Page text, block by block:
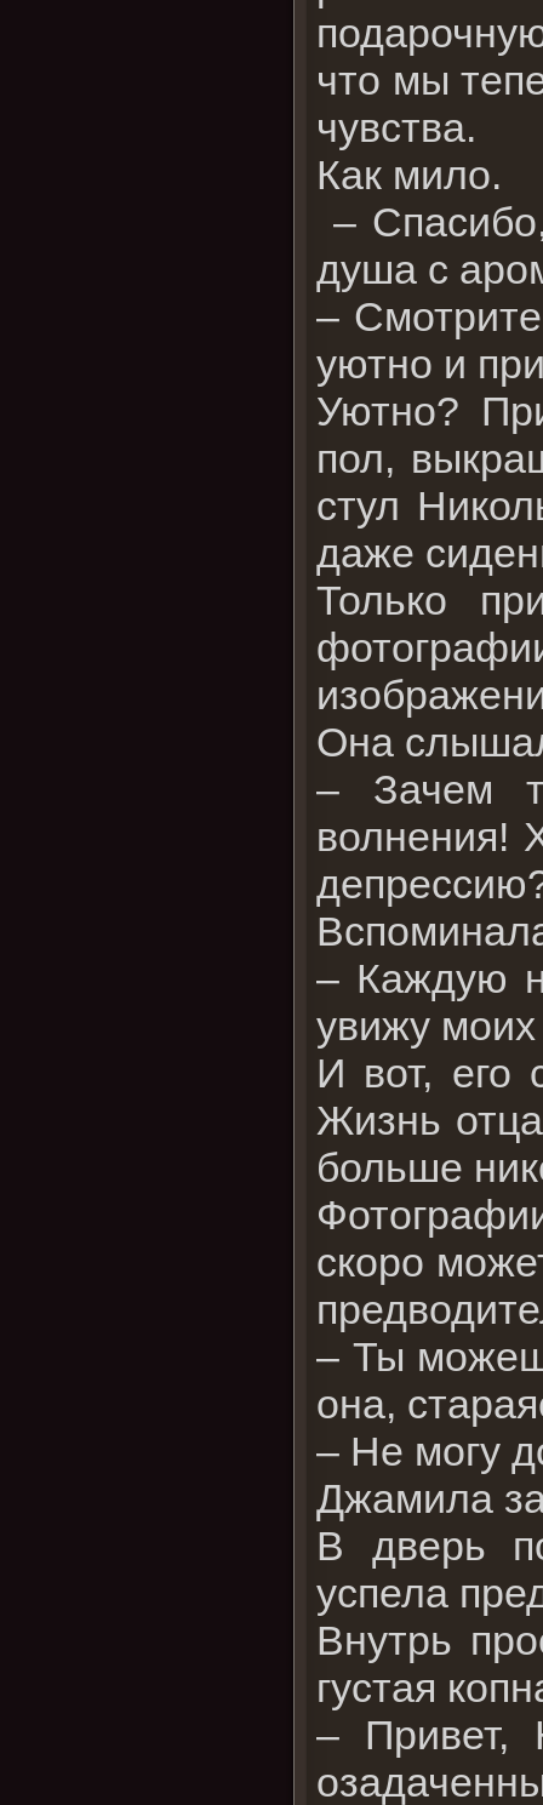
что мы
чувства.
Как мило.
–
душа с
–
уютно и
Уютно?
пол,
стул
даже
Только
Она
– Зачем
волнения!
– Каждую
увижу
И вот, его
Жизнь
больше
скоро
– Ты
она,
– Не могу
Джамила
В дверь
успела
Внутрь
густая
– Привет,